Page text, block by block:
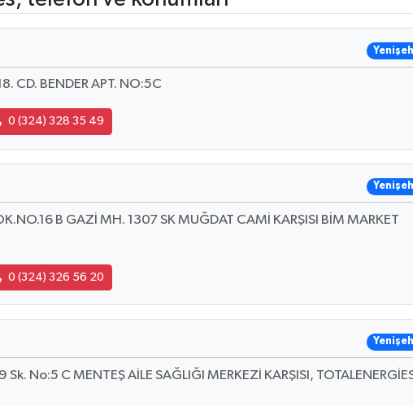
CD. BENDER APT. NO:5C
0 (324) 328 35 49
B GAZİ MH. 1307 SK MUĞDAT CAMİ KARŞISI BİM MARKET
0 (324) 326 56 20
No:5 C MENTEŞ AİLE SAĞLIĞI MERKEZİ KARŞISI,